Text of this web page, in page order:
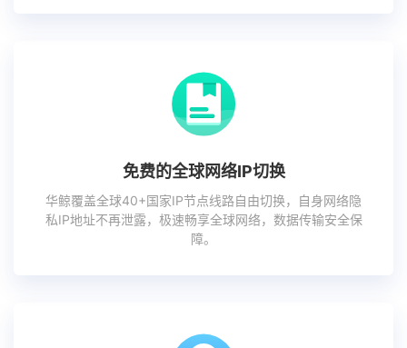
免费的全球网络IP切换
华鲸覆盖全球40+国家IP节点线路自由切换，自身网络隐
私IP地址不再泄露，极速畅享全球网络，数据传输安全保
障。